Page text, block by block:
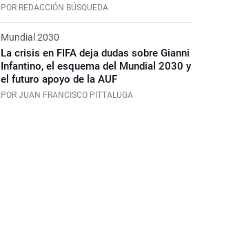
POR REDACCIÓN BÚSQUEDA
Mundial 2030
La crisis en FIFA deja dudas sobre Gianni
Infantino, el esquema del Mundial 2030 y
el futuro apoyo de la AUF
POR JUAN FRANCISCO PITTALUGA